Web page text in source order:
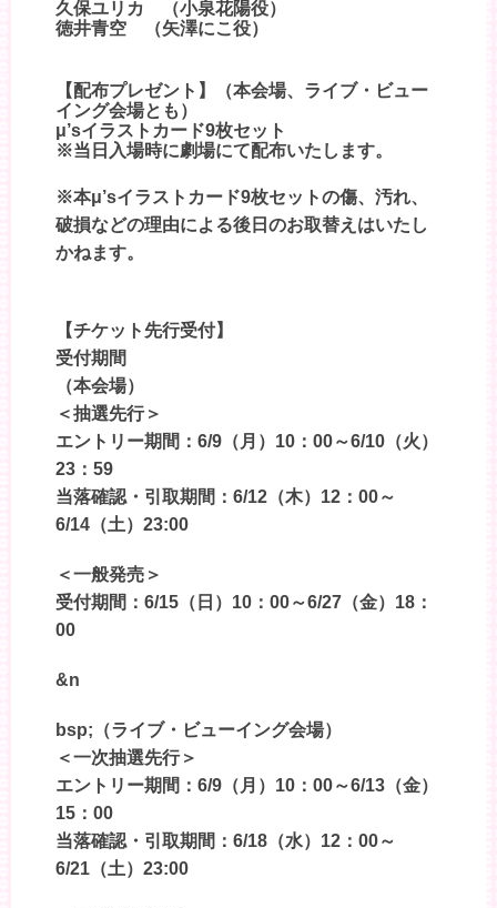
久保ユリカ （小泉花陽役）
徳井青空 （矢澤にこ役）
【配布プレゼント】（本会場、ライブ・ビュー
イング会場とも）
μ’sイラストカード9枚セット
※当日入場時に劇場にて配布いたします。
※本μ’sイラストカード9枚セットの傷、汚れ、
破損などの理由による後日のお取替えはいたし
かねます。
【チケット先行受付】
受付期間
（本会場）
＜抽選先行＞
エントリー期間：6/9（月）10：00～6/10（火）
23：59
当落確認・引取期間：6/12（木）12：00～
6/14（土）23:00
＜一般発売＞
受付期間：6/15（日）10：00～6/27（金）18：
00
&n
bsp;（ライブ・ビューイング会場）
＜一次抽選先行＞
エントリー期間：6/9（月）10：00～6/13（金）
15：00
当落確認・引取期間：6/18（水）12：00～
6/21（土）23:00